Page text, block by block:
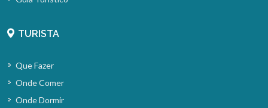
TURISTA
Que Fazer
Onde Comer
Onde Dormir